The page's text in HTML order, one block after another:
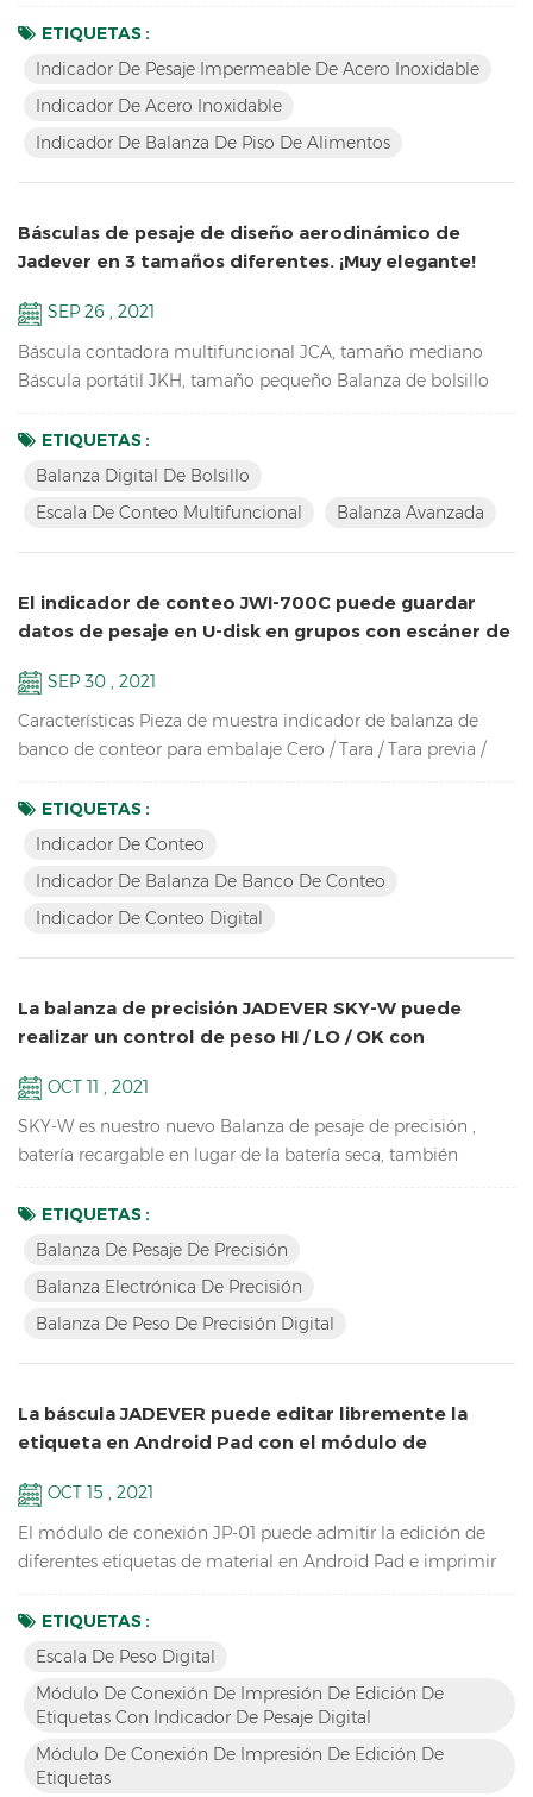
prueba de agua, clasificación IP67 a prueba de agua,
también tiene la versión LED JIK-4ECSB. Características:
impermeable de acero inoxidable Estructura impermeable
de acero ino...
ETIQUETAS :
Indicador De Pesaje Impermeable De Acero Inoxidable
Indicador De Acero Inoxidable
Indicador De Balanza De Piso De Alimentos
Básculas de pesaje de diseño aerodinámico de
Jadever en 3 tamaños diferentes. ¡Muy elegante!
SEP 26 , 2021
Báscula contadora multifuncional JCA, tamaño mediano
Báscula portátil JKH, tamaño pequeño Balanza de bolsillo
proporción de moldes, por lo que tienen el mismo aspecto,
especialmente de lado. ¡tan singular! Características clave de
repuesto en el almacén Doble canal (conexión a plataformas
...
ETIQUETAS :
Balanza Digital De Bolsillo
Escala De Conteo Multifuncional
Balanza Avanzada
El indicador de conteo JWI-700C puede guardar
datos de pesaje en U-disk en grupos con escáner de
SEP 30 , 2021
Características Pieza de muestra indicador de balanza de
banco de conteor para embalaje Cero / Tara / Tara previa /
automática del peso unitario / Recuento de piezas / Muestreo
/ Comprobar cantidad Hasta alta resolución en 1 / 30.000
ABS duradera de alto impacto Admite hasta ocho c...
ETIQUETAS :
Indicador De Conteo
Indicador De Balanza De Banco De Conteo
Indicador De Conteo Digital
La balanza de precisión JADEVER SKY-W puede
realizar un control de peso HI / LO / OK con
OCT 11 , 2021
SKY-W es nuestro nuevo Balanza de pesaje de precisión ,
batería recargable en lugar de la batería seca, también
RS232, relé, RTC, etc. Características Balanza de precisión
para equipos de laboratorio escolar de alta resolución de
Batería y adaptador en modo dual para evitar inestab...
ETIQUETAS :
Balanza De Pesaje De Precisión
Balanza Electrónica De Precisión
Balanza De Peso De Precisión Digital
La báscula JADEVER puede editar libremente la
etiqueta en Android Pad con el módulo de
OCT 15 , 2021
El módulo de conexión JP-01 puede admitir la edición de
diferentes etiquetas de material en Android Pad e imprimir
digital , Pad de Android e impresora por cable o bluetooth
inalámbrico, por lo que tenemos dos versiones: JP-01 con
operación tradicional, edite la etiqueta con la aplicaci...
ETIQUETAS :
Escala De Peso Digital
Módulo De Conexión De Impresión De Edición De
Etiquetas Con Indicador De Pesaje Digital
Módulo De Conexión De Impresión De Edición De
Etiquetas